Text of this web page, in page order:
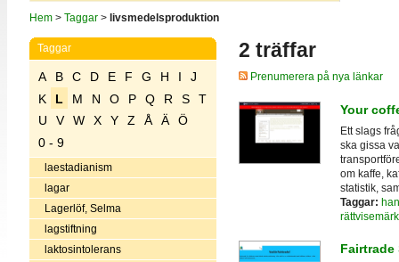
Hem> Taggar> livsmedelsproduktion
Taggar
A B C D E F G H I
J
K
L M N O P Q R S
T
U
V W X Y Z Å Ä
Ö
0 - 9
laestadianism
lagar
Lagerlöf, Selma
lagstiftning
laktosintolerans
2 träffar
Prenumerera på nya länkar
Your
Ett slags
ska gissa
om kaffe,
statistik,
Taggar:
Fairtrade